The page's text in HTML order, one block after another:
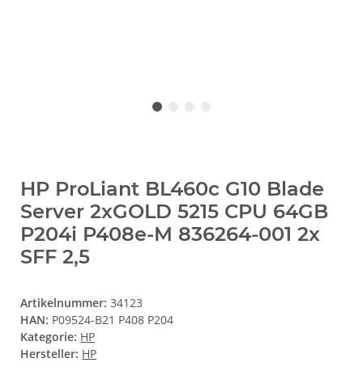
HP ProLiant BL460c G10 Blade
Server 2xGOLD 5215 CPU 64GB
P204i P408e-M 836264-001 2x
SFF 2,5
Artikelnummer: 34123
HAN: P09524-B21 P408 P204
Kategorie: HP
Hersteller: HP